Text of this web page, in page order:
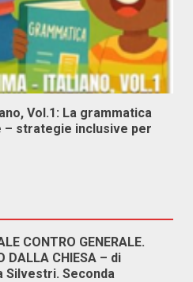
Vol.1: La grammatica
– strategie inclusive per
CONTRO GENERALE.
DALLA CHIESA – di
Silvestri. Seconda